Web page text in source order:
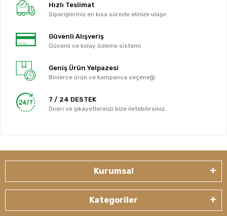
Hızlı Teslimat
Siparişleriniz en kısa sürede elinize ulaşır.
Güvenli Alışveriş
Güvenli ve kolay ödeme sistemi
Geniş Ürün Yelpazesi
Binlerce ürün ve kampanya seçeneği
7 / 24 DESTEK
Öneri ve şikayetlerinizi bize iletebilirsiniz.
Kurumsal
Kategoriler